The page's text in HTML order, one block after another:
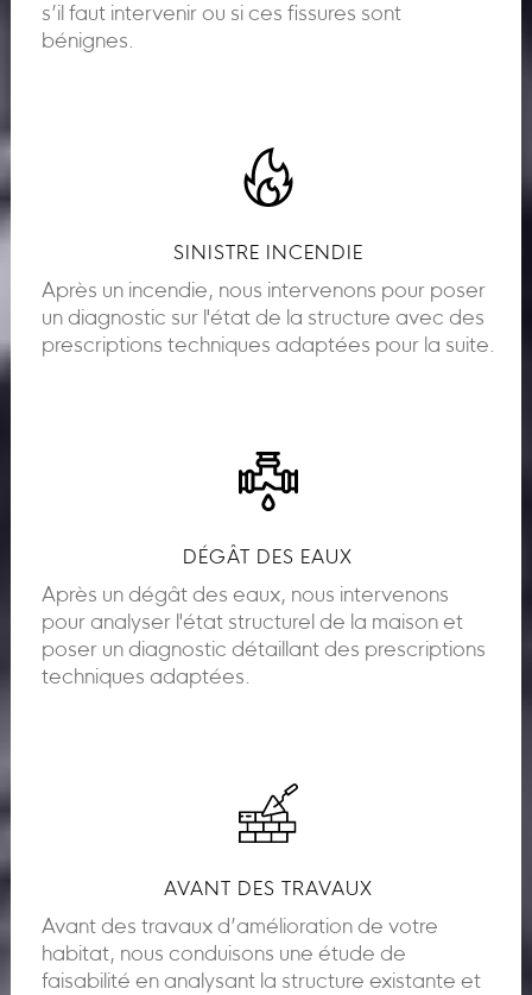
s’il faut intervenir ou si ces fissures sont
bénignes.
SINISTRE INCENDIE
Après un incendie, nous intervenons pour poser
un diagnostic sur l'état de la structure avec des
prescriptions techniques adaptées pour la suite.
DÉGÂT DES EAUX
Après un dégât des eaux, nous intervenons
pour analyser l'état structurel de la maison et
poser un diagnostic détaillant des prescriptions
techniques adaptées.
AVANT DES TRAVAUX
Avant des travaux d’amélioration de votre
habitat, nous conduisons une étude de
faisabilité en analysant la structure existante et